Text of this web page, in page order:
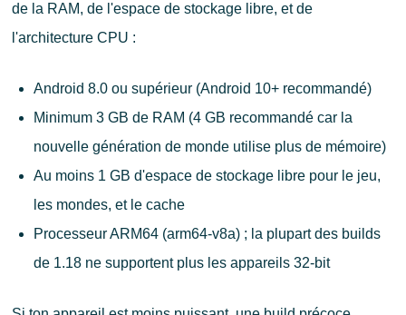
de la RAM, de l'espace de stockage libre, et de
l'architecture CPU :
Android 8.0 ou supérieur (Android 10+ recommandé)
Minimum 3 GB de RAM (4 GB recommandé car la
nouvelle génération de monde utilise plus de mémoire)
Au moins 1 GB d'espace de stockage libre pour le jeu,
les mondes, et le cache
Processeur ARM64 (arm64-v8a) ; la plupart des builds
de 1.18 ne supportent plus les appareils 32-bit